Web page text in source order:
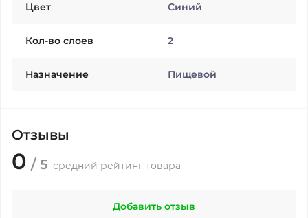
Цвет Синий
Кол-во слоев 2
Назначение Пищевой
Отзывы
0 / 5 средний рейтинг товара
Добавить отзыв